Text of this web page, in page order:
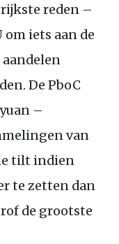
reden –
om iets aan de
De PboC
–
van
tilt indien
te zetten dan
de grootste